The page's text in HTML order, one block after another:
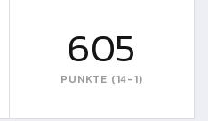
605
PUNKTE (14-1)